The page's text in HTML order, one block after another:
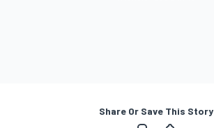
Share Or Save This Story